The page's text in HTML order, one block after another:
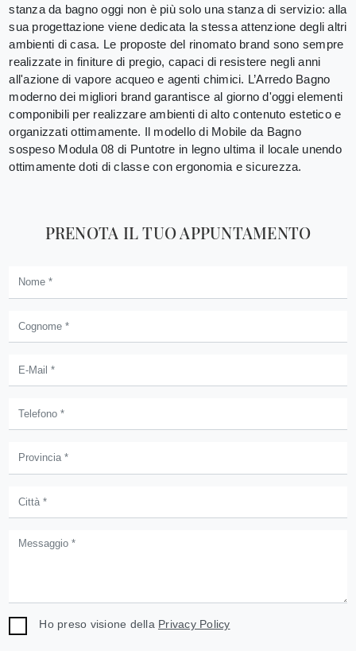
stanza da bagno oggi non è più solo una stanza di servizio: alla
sua progettazione viene dedicata la stessa attenzione degli altri
ambienti di casa. Le proposte del rinomato brand sono sempre
realizzate in finiture di pregio, capaci di resistere negli anni
all'azione di vapore acqueo e agenti chimici. L’Arredo Bagno
moderno dei migliori brand garantisce al giorno d'oggi elementi
componibili per realizzare ambienti di alto contenuto estetico e
organizzati ottimamente. Il modello di Mobile da Bagno
sospeso Modula 08 di Puntotre in legno ultima il locale unendo
ottimamente doti di classe con ergonomia e sicurezza.
PRENOTA IL TUO APPUNTAMENTO
Ho preso visione della Privacy Policy